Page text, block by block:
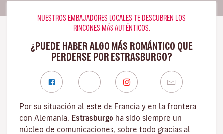
NUESTROS EMBAJADORES LOCALES TE DESCUBREN LOS
RINCONES MÁS AUTÉNTICOS.
¿PUEDE HABER ALGO MÁS ROMÁNTICO QUE
PERDERSE POR ESTRASBURGO?
Por su situación al este de Francia y en la frontera
con Alemania, Estrasburgo ha sido siempre un
núcleo de comunicaciones, sobre todo gracias al